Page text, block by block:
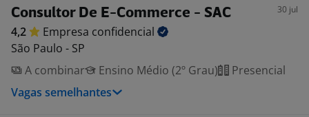
Consultor De E-Commerce - SAC 30 jul
4,2 Empresa confidencial
São Paulo - SP
A combinar
Ensino Médio (2º Grau)
Presencial
Vagas semelhantes